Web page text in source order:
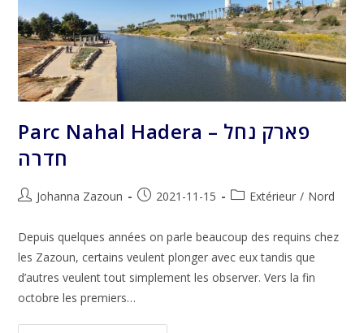
Parc Nahal Hadera – פארק נחל
חדרה
Auteur/autrice
la
publication :
Johanna Zazoun
Publication
2021-11-15
PostExtérieur / Nord
Depuis quelques années on parle beaucoup des requins chez
les Zazoun, certains veulent plonger avec eux tandis que
d’autres veulent tout simplement les observer. Vers la fin
octobre les premiers…